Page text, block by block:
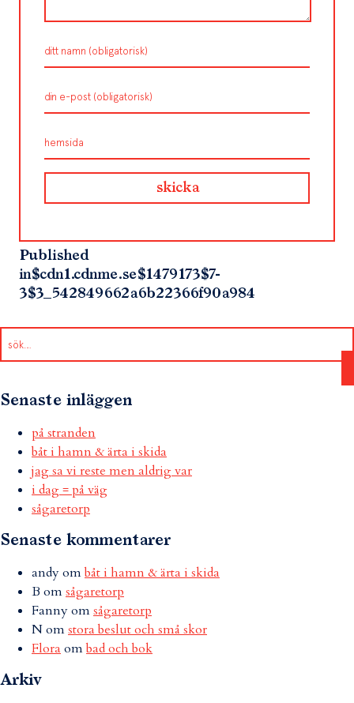
Published
in$cdn1.cdnme.se$1479173$7-
3$3_542849662a6b22366f90a984
Senaste inläggen
på stranden
båt i hamn & ärta i skida
jag sa vi reste men aldrig var
i dag = på väg
sågaretorp
Senaste kommentarer
andyombåt i hamn & ärta i skida
B omsågaretorp
Fannyomsågaretorp
Nomstora beslut och små skor
Flora ombad och bok
Arkiv